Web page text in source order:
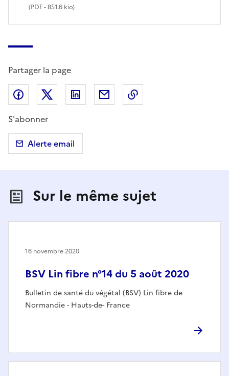
(PDF- 851.6 kio)
Partager la page
Partager sur Facebook
Partager sur X (anciennement Twitter)
Partager sur LinkedIn
Partager par email
S'abonner
Alerte email
Sur le même sujet
BSV Lin fibre n°14 du 5 août 2020
Bulletin de santé du végétal (BSV) Lin fibre de
Normandie - Hauts-de- France
16 novembre 2020